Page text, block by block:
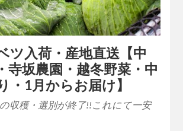
ツ入荷・産地直送【中
寺坂農園・越冬野菜・中
・1月からお届け】
収穫・選別が終了!!これにて一安